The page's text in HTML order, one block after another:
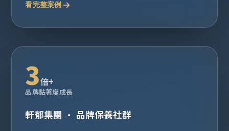
看完整案例
3倍+
品牌黏著度成長
軒郁集團 · 品牌保養社群